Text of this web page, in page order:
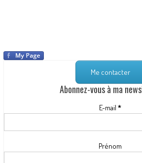
Me contacter
Abonnez-vous à ma
E-mail*
Prénom